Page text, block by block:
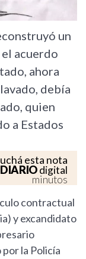
un
acuerdo
ahora
debía
quien
a Estados
esta nota
digital
minutos
contractual
y excandidato
la Policía